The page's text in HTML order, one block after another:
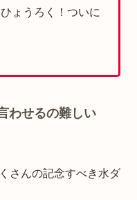
ょうろく！ついに
わせるの難しい
さんの記念すべき水ダ